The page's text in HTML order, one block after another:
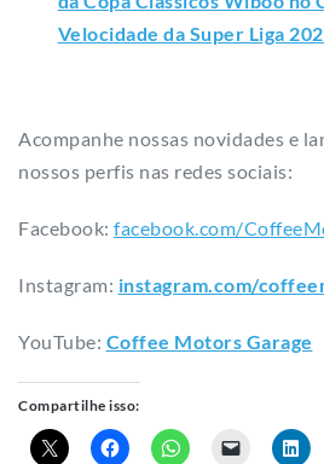
Velocidade da Super Liga
Acompanhe nossas novidades e
nossos perfis nas redes sociais:
Facebook: facebook.com/
Instagram: instagram.com/
YouTube: Coffee Motors Garage
Compartilhe isso: